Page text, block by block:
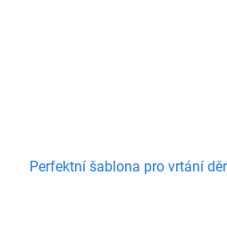
Perfektní šablona pro vrtání